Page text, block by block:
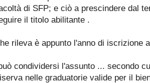
di SFP; e ciò a prescindere dal
il titolo abilitante .
rileva è appunto l'anno di iscrizione
condividersi l'assunto ... secondo
nelle graduatorie valide per il